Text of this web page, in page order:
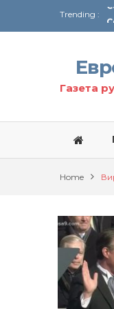
Trending :
Газета
Home